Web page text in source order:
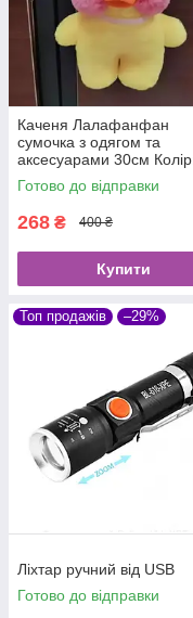
Каченя Лалафанфан
сумочка з одягом та
аксесуарами 30см
Жовтий, Білий.
Готово до відправки
268 ₴ 400 ₴
Купити
Топ продажів –29%
Ліхтар ручний від USB
Готово до відправки